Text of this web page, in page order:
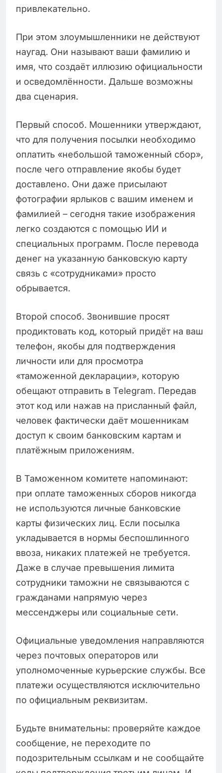
привлекательно.
При этом злоумышленники не действуют
наугад. Они называют ваши фамилию и
имя, что создаёт иллюзию официальности
и осведомлённости. Дальше возможны
два сценария.
Первый способ. Мошенники утверждают,
что для получения посылки необходимо
оплатить «небольшой таможенный сбор»,
после чего отправление якобы будет
доставлено. Они даже присылают
фотографии ярлыков с вашим именем и
фамилией – сегодня такие изображения
легко создаются с помощью ИИ и
специальных программ. После перевода
денег на указанную банковскую карту
связь с «сотрудниками» просто
обрывается.
Второй способ. Звонившие просят
продиктовать код, который придёт на ваш
телефон, якобы для подтверждения
личности или для просмотра
«таможенной декларации», которую
обещают отправить в Telegram. Передав
этот код или нажав на присланный файл,
человек фактически даёт мошенникам
доступ к своим банковским картам и
платёжным приложениям.
В Таможенном комитете напоминают:
при оплате таможенных сборов никогда
не используются личные банковские
карты физических лиц. Если посылка
укладывается в нормы беспошлинного
ввоза, никаких платежей не требуется.
Даже в случае превышения лимита
сотрудники таможни не связываются с
гражданами напрямую через
мессенджеры или социальные сети.
Официальные уведомления направляются
через почтовых операторов или
уполномоченные курьерские службы. Все
платежи осуществляются исключительно
по официальным реквизитам.
Будьте внимательны: проверяйте каждое
сообщение, не переходите по
подозрительным ссылкам и не сообщайте